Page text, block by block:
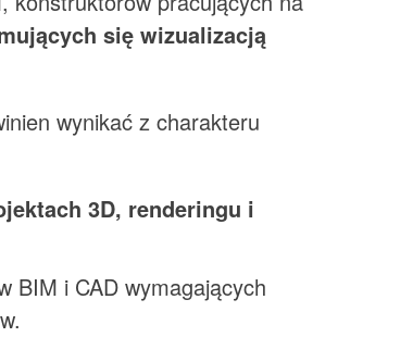
się wizualizacją
wynikać z charakteru
3D, renderingu i
BIM i CAD wymagających